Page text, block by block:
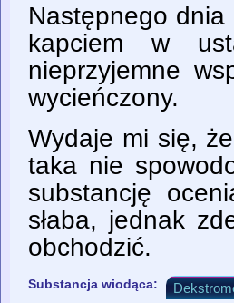
Następnego dnia
kapciem w
nieprzyjemne
wycieńczony.
Wydaje mi się,
taka nie
substancję
słaba, jednak
obchodzić.
Substancja wiodąca: